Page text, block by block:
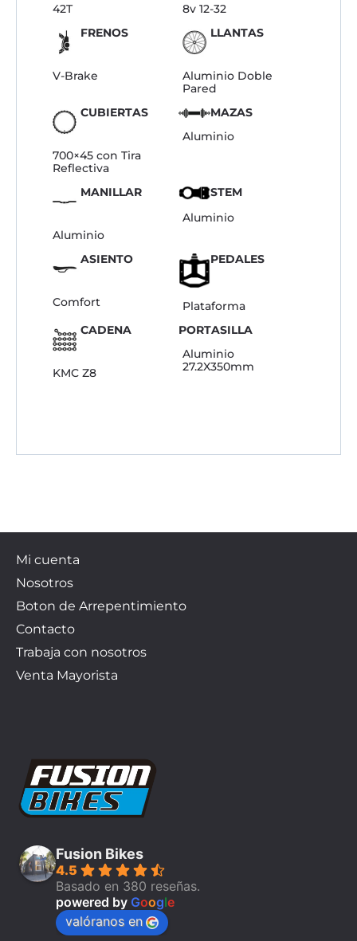
42T
8v 12-32
FRENOS
V-Brake
LLANTAS
Aluminio Doble
Pared
CUBIERTAS
700×45 con Tira
Reflectiva
MAZAS
Aluminio
MANILLAR
Aluminio
STEM
Aluminio
ASIENTO
Comfort
PEDALES
Plataforma
CADENA
KMC Z8
PORTASILLA
Aluminio
27.2X350mm
Mi cuenta
Nosotros
Boton de Arrepentimiento
Contacto
Trabaja con nosotros
Venta Mayorista
Fusion Bikes
4.5
Basado en 380 reseñas.
powered by Google
valóranos en